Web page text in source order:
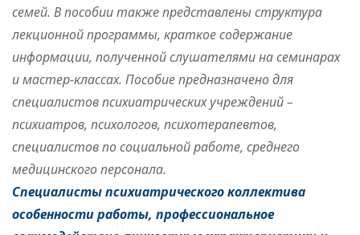
семей. В пособии также представлены структура
лекционной программы, краткое содержание
информации, полученной слушателями на семинарах
и мастер-классах. Пособие предназначено для
специалистов психиатрических учреждений –
психиатров, психологов, психотерапевтов,
специалистов по социальной работе, среднего
медицинского персонала.
Специалисты психиатрического коллектива
особенности работы, профессиональное